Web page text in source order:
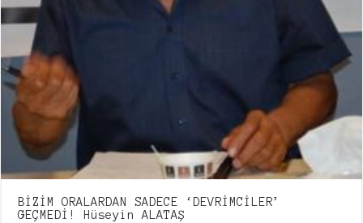
BİZİM ORALARDAN SADECE ‘DEVRİMCİLER’
GEÇMEDİ! Hüseyin ALATAŞ